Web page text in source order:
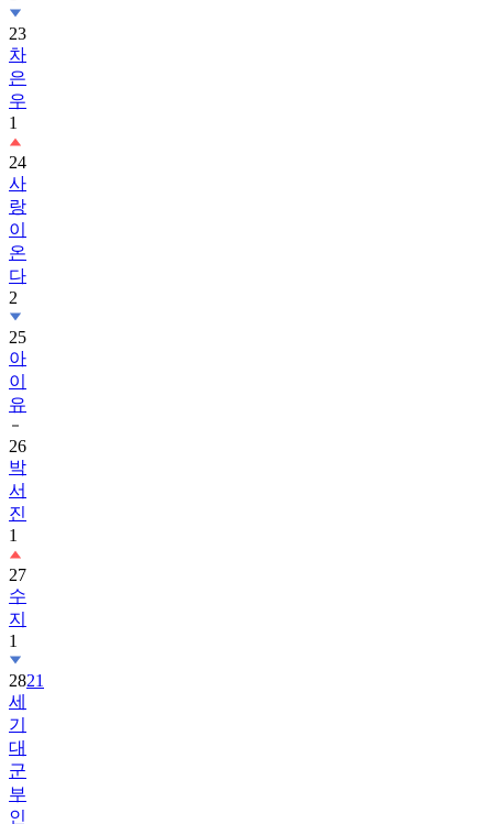
23
차
은
우
1
24
사
랑
이
온
다
2
25
아
이
유
26
박
서
진
1
27
수
지
1
2821
세
기
대
군
부
인